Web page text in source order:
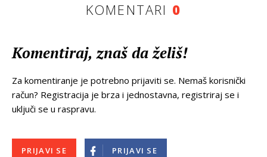
KOMENTARI 0
Komentiraj, znaš da želiš!
Za komentiranje je potrebno prijaviti se. Nemaš korisnički
račun? Registracija je brza i jednostavna, registriraj se i
uključi se u raspravu.
PRIJAVI SE PRIJAVI SE